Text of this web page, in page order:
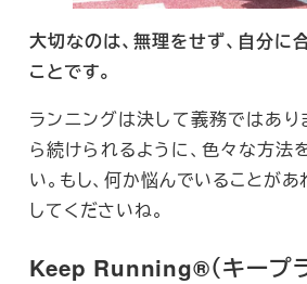
大切なのは、無理をせず、自分に
ことです。
ランニングは決して義務ではあり
ら続けられるように、色々な方法
い。もし、何か悩んでいることが
してくださいね。
Keep Running®（キープ